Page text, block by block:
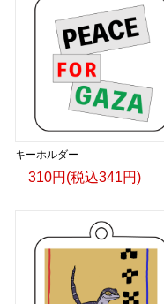
キーホルダー
310円(税込341円)